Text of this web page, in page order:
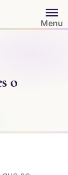
Menu
o